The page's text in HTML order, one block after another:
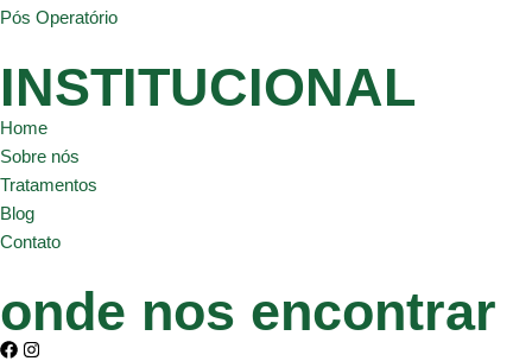
Pós Operatório
INSTITUCIONAL
Home
Sobre nós
Tratamentos
Blog
Contato
onde nos encontrar